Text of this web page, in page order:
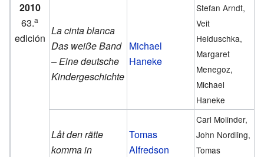
2010
63.a
edición
La cinta blanca
Das weiße Band
– Eine deutsche
Kindergeschichte
Michael
Haneke
Stefan Arndt,
Veit
Heiduschka,
Margaret
Menegoz,
Michael
Haneke
Låt den rätte
komma in
Tomas
Alfredson
Carl Molinder,
John Nordling,
Tomas